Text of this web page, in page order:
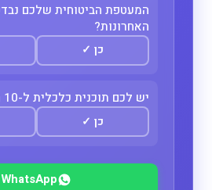
האחרונות?
כן ✓
יש לכם תוכנית כלכלית ל-10 השנים הבאות?
כן ✓
WhatsApp